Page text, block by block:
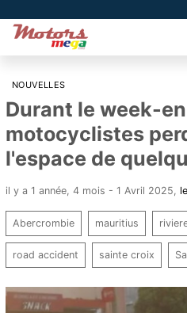
NOUVELLES
Durant le week-
motocyclistes
l'espace de
il y a 1 année, 4 mois - 1 Avril 2025
Abercrombie mauritius
road accident sainte croix